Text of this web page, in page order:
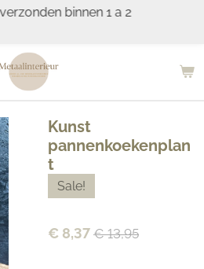
binnen 1 a 2
Kunst
pannenkoekenplan
t
Sale!
€ 8,37 € 13,95